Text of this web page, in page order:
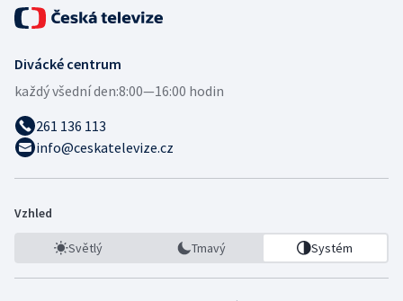
Divácké centrum
každý všední den:8:00—16:00 hodin
261 136 113
info@ceskatelevize.cz
Vzhled
Světlý Tmavý Systém